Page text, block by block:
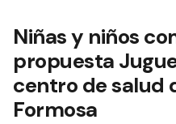
Niñas y niños
propuesta
centro de salud
Formosa